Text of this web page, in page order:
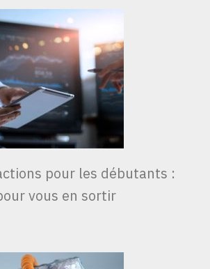
pour les débutants :
vous en sortir